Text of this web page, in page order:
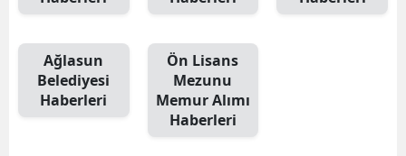
Ağlasun
Belediyesi
Haberleri
Ön Lisans
Mezunu
Memur Alımı
Haberleri